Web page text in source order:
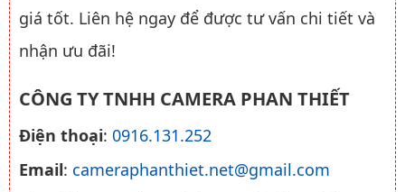
giá tốt. Liên hệ ngay để được tư vấn chi tiết và
nhận ưu đãi!
CÔNG TY TNHH CAMERA PHAN THIẾT
Điện thoại: 0916.131.252
Email: cameraphanthiet.net@gmail.com